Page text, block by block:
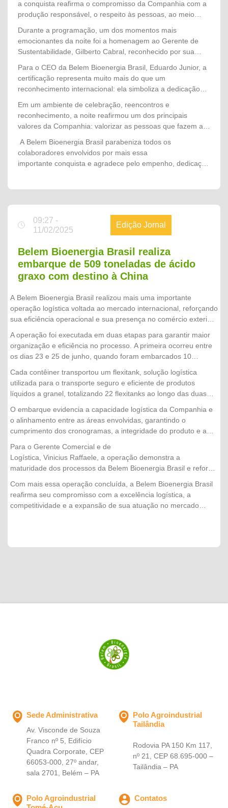
voltados à produção sustentável de óleo de palma.
a conquista reafirma o compromisso da Companhia com a
produção responsável, o respeito às pessoas, ao meio
a Belem Bioenergia Brasil como referência nacional em
sustentabilidade no setor de palma de óleo.
Durante a programação, um dos momentos mais
emocionantes da noite foi a homenagem ao Gerente de
Sustentabilidade, Gilberto Cabral, reconhecido por sua
todo o processo de auditoria. Seu trabalho, aliado ao
empenho de diversas equipes, foi determinante para o
sucesso de mais essa importante etapa da certificação.
Para o CEO da Belem Bioenergia Brasil, Eduardo Junior, a
certificação representa muito mais do que um
reconhecimento internacional: ela simboliza a dedicação
Companhia. "Cada certificação conquistada é resultado do
trabalho, da competência e do comprometimento das
nossas pessoas. A manutenção da certificação RSPO
demonstra que sustentabilidade, excelência operacional e
responsabilidade fazem parte da nossa cultura e orientam
cada decisão que tomamos. Esta conquista pertence a
Em um ambiente de celebração, reencontros e
reconhecimento, a noite reafirmou um dos principais
valores da Companhia: valorizar as pessoas que fazem a
momento simbolizou o orgulho de fazer parte de uma
organização que acredita no trabalho em equipe, investe
no desenvolvimento de seus profissionais e segue
A Belem Bioenergia Brasil parabeniza todos os
colaboradores envolvidos por mais essa
importante conquista e agradece pelo empenho, dedicação
09:27 -
11/02/2025
Edição Jornal
Belem Bioenergia Brasil realiza
embarque de 509 toneladas de ácido
graxo com destino à China
A Belem Bioenergia Brasil realizou mais uma importante
operação logística voltada ao mercado internacional, reforçando
sua eficiência operacional e sua presença no comércio exterior.
toneladas de ácido graxo, com destino à China.
A operação foi executada em duas etapas para garantir maior
organização e eficiência no processo. A primeira ocorreu entre
os dias 23 e 25 de junho, quando foram embarcados 10
junho, 1º e 2 de julho, com o envio de mais 12 contêineres,
concluindo a operação com sucesso.
Cada contêiner transportou um flexitank, solução logística
utilizada para o transporte seguro e eficiente de produtos
líquidos a granel, totalizando 22 flexitanks ao longo das duas
O embarque evidencia a capacidade logística da Companhia e
o alinhamento entre as áreas envolvidas, garantindo o
cumprimento dos cronogramas, a integridade do produto e a
Para o Gerente Comercial e de
Logística, Vinicius Raffaele, a operação demonstra a
maturidade dos processos da Belem Bioenergia Brasil e reforça
externo. "Cada embarque representa muito mais do que a
movimentação de um produto. É o resultado do trabalho
integrado entre nossas equipes, do planejamento logístico e do
Com mais essa operação concluída, a Belem Bioenergia Brasil
reafirma seu compromisso com a excelência logística, a
competitividade e a expansão de sua atuação no mercado
Sede Administrativa
Av. Visconde de Souza
Franco nº 5, Edifício
Quadra Corporate, CEP
66053-000, 27º andar,
sala 2701, Belém – PA
Polo Agroindustrial
Tailândia
Rodovia PA 150 Km 117,
nº 21, CEP 68.695-000 –
Tailândia – PA
Polo Agroindustrial
Contatos